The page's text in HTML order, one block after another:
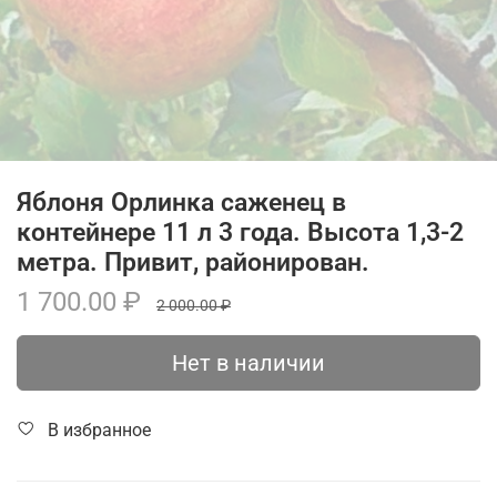
Яблоня Орлинка саженец в
контейнере 11 л 3 года. Высота 1,3-2
метра. Привит, районирован.
1 700.00 ₽ 2 000.00 ₽
Нет в наличии
В избранное